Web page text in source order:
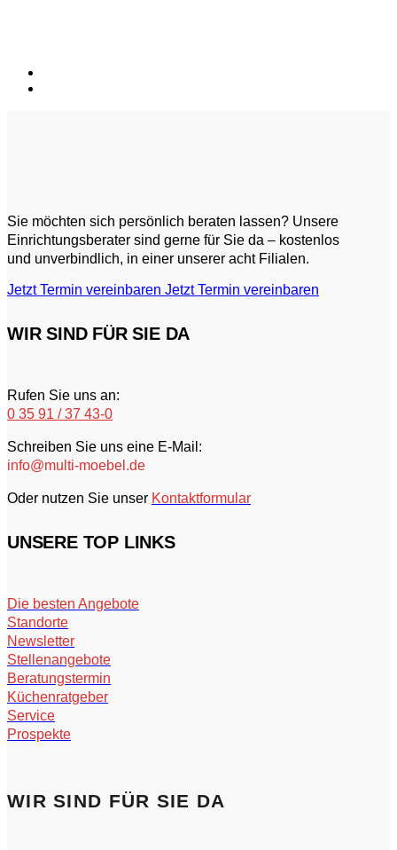
Sie möchten sich persönlich beraten lassen? Unsere
Einrichtungsberater sind gerne für Sie da – kostenlos
und unverbindlich, in einer unserer acht Filialen.
Jetzt Termin vereinbaren Jetzt Termin vereinbaren
WIR SIND FÜR SIE DA
Rufen Sie uns an:
0 35 91 / 37 43-0
Schreiben Sie uns eine E-Mail:
info@multi-moebel.de
Oder nutzen Sie unser Kontaktformular
UNSERE TOP LINKS
Die besten Angebote
Standorte
Newsletter
Stellenangebote
Beratungstermin
Küchenratgeber
Service
Prospekte
WIR SIND FÜR SIE DA